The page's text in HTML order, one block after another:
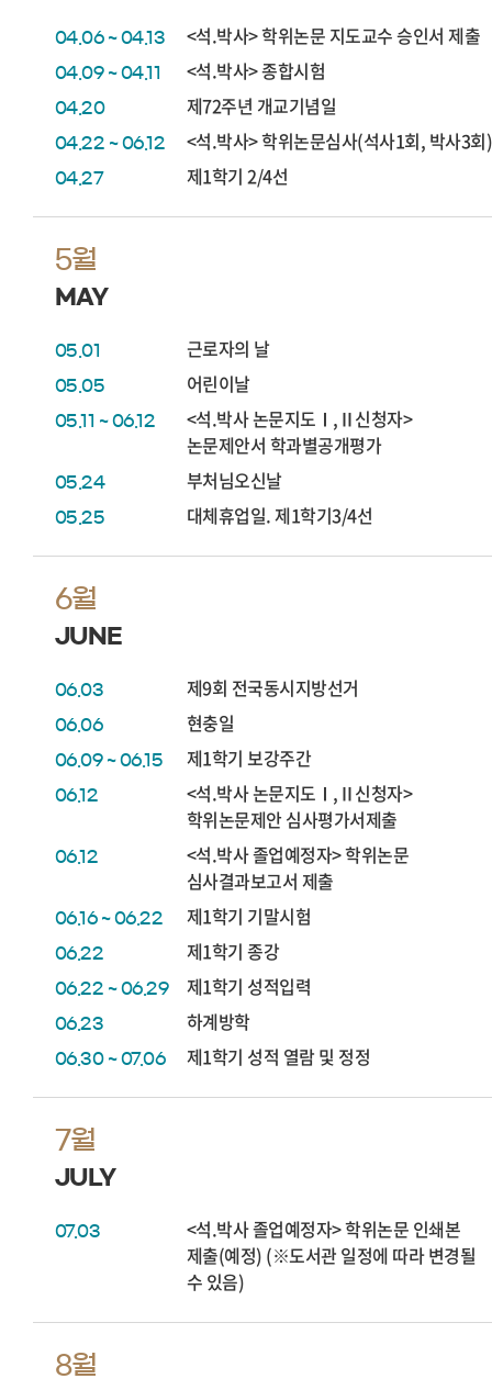
04.06 ~ 04.13 <석.박사> 학위논문 지도교수 승인서 제출
04.09 ~ 04.11 <석.박사> 종합시험
04.20 제72주년 개교기념일
04.22 ~ 06.12 <석.박사> 학위논문심사(석사1회, 박사3회)
04.27 제1학기 2/4선
5월
MAY
05.01 근로자의 날
05.05 어린이날
05.11 ~ 06.12
<석.박사 논문지도Ⅰ,Ⅱ신청자>
논문제안서 학과별공개평가
05.24 부처님오신날
05.25 대체휴업일. 제1학기3/4선
6월
JUNE
06.03 제9회 전국동시지방선거
06.06 현충일
06.09 ~ 06.15 제1학기 보강주간
06.12
<석.박사 논문지도Ⅰ,Ⅱ신청자>
학위논문제안 심사평가서제출
06.12
<석.박사 졸업예정자> 학위논문
심사결과보고서 제출
06.16 ~ 06.22 제1학기 기말시험
06.22 제1학기 종강
06.22 ~ 06.29 제1학기 성적입력
06.23 하계방학
06.30 ~ 07.06 제1학기 성적 열람 및 정정
7월
JULY
07.03
<석.박사 졸업예정자> 학위논문 인쇄본
제출(예정) (※도서관 일정에 따라 변경될
수 있음)
8월